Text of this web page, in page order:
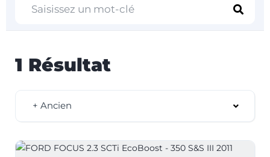
1 Résultat
+ Ancien